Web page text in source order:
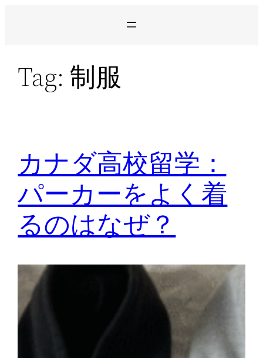
Tag:制服
カナダ高校留学：
パーカーをよく着
るのはなぜ？